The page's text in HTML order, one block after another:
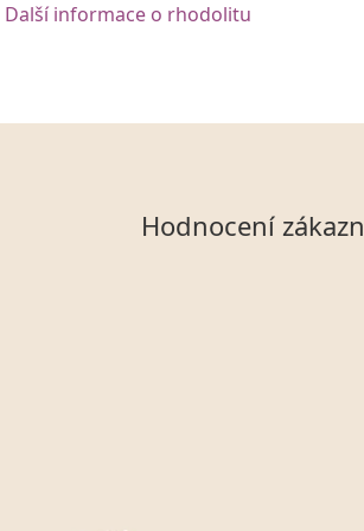
Další informace o rhodolitu
Hodnocení